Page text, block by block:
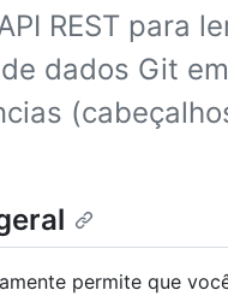
REST para
dados Git
permite que